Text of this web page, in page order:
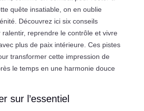
quête insatiable, on en oublie
Découvrez ici six conseils
ralentir, reprendre le contrôle et vivre
plus de paix intérieure. Ces pistes
transformer cette impression de
le temps en une harmonie douce
sur l’essentiel